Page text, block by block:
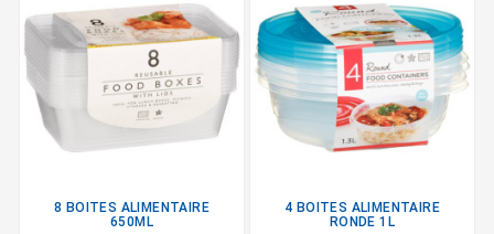
8 BOITES ALIMENTAIRE
650ML
4 BOITES ALIMENTAIRE
RONDE 1L